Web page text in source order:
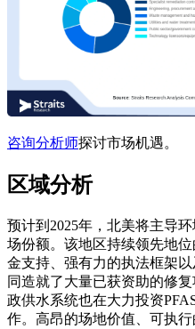
咨询分析师探讨市场机遇。
区域分析
预计到2025年，北美将主导
场份额。该地区持续领先地
金支持、强有力的执法框架
同造就了大量已获资助的修
政供水系统也在大力投资
作。高昂的场地价值、可执